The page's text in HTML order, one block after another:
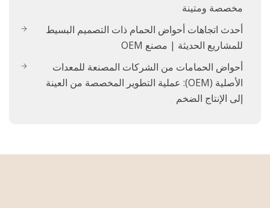
مخصصة ومتينة
أحدث اتجاهات أحواض الحمام ذات التصميم البسيط
للمشاريع الحديثة | مصنع OEM
أحواض الحمامات من الشركات المصنعة للمعدات
الأصلية (OEM): عملية التطوير المخصصة من العينة
إلى الإنتاج الضخم